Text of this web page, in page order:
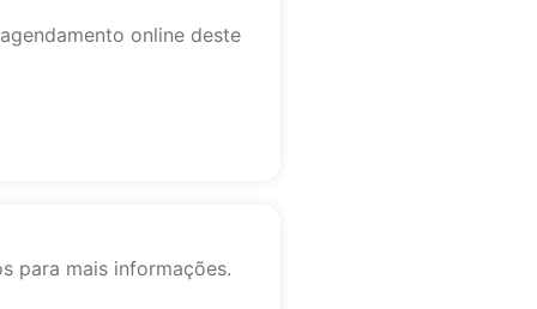
online deste
para mais informações.